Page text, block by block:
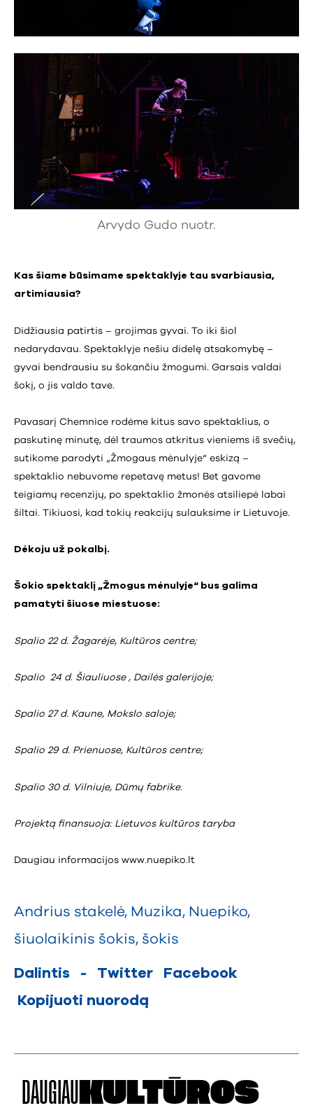
Arvydo Gudo nuotr.
Kas šiame būsimame spektaklyje tau svarbiausia,
artimiausia?
Didžiausia patirtis – grojimas gyvai. To iki šiol
nedarydavau. Spektaklyje nešiu didelę atsakomybę –
gyvai bendrausiu su šokančiu žmogumi. Garsais valdai
šokį, o jis valdo tave.
Pavasarį Chemnice rodėme kitus savo spektaklius, o
paskutinę minutę, dėl traumos atkritus vieniems iš svečių,
sutikome parodyti „Žmogaus mėnulyje“ eskizą –
spektaklio nebuvome repetavę metus! Bet gavome
teigiamų recenzijų, po spektaklio žmonės atsiliepė labai
šiltai. Tikiuosi, kad tokių reakcijų sulauksime ir Lietuvoje.
Dėkoju už pokalbį.
Šokio spektaklį „Žmogus mėnulyje“ bus galima
pamatyti šiuose miestuose:
Spalio 22 d. Žagarėje, Kultūros centre;
Spalio 24 d. Šiauliuose , Dailės galerijoje;
Spalio 27 d. Kaune, Mokslo saloje;
Spalio 29 d. Prienuose, Kultūros centre;
Spalio 30 d. Vilniuje, Dūmų fabrike.
Projektą finansuoja: Lietuvos kultūros taryba
Daugiau informacijos www.nuepiko.lt
Andrius stakelė, Muzika, Nuepiko,
šiuolaikinis šokis, šokis
Dalintis - Twitter
Facebook
Kopijuoti nuorodą
DAUGIAU KULTŪROS